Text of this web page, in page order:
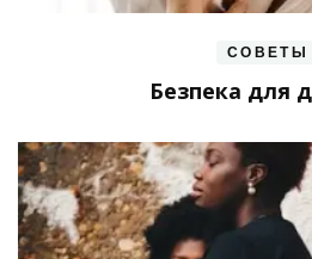
СОВЕТЫ
Безпека для